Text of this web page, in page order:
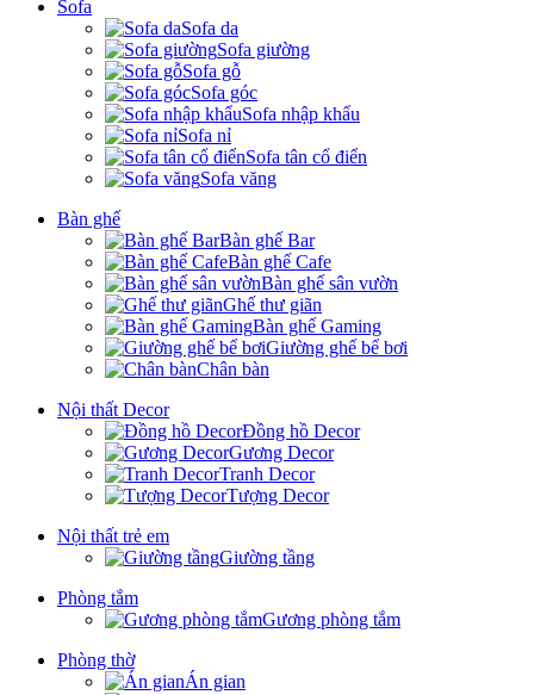
Sofa
Sofa da
Sofa giường
Sofa gỗ
Sofa góc
Sofa nhập khẩu
Sofa nỉ
Sofa tân cổ điển
Sofa văng
Bàn ghế
Bàn ghế Bar
Bàn ghế Cafe
Bàn ghế sân vườn
Ghế thư giãn
Bàn ghế Gaming
Giường ghế bể bơi
Chân bàn
Nội thất Decor
Đồng hồ Decor
Gương Decor
Tranh Decor
Tượng Decor
Nội thất trẻ em
Giường tầng
Phòng tắm
Gương phòng tắm
Phòng thờ
Án gian